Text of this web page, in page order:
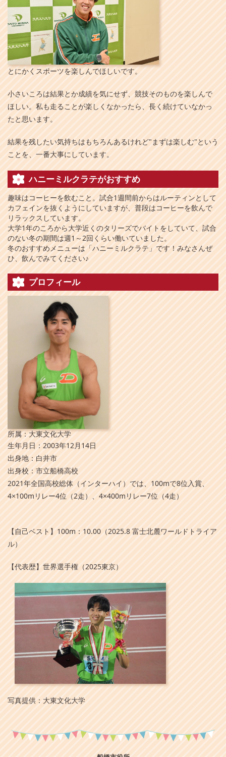
とにかくスポーツを楽しんでほしいです。
小さいころは結果とか成績を気にせず、競技そのものを楽しんで
ほしい。私も走ることが楽しくなかったら、長く続けていなかっ
たと思います。
結果を残したい気持ちはもちろんあるけれど"まずは楽しむ"という
ことを、一番大事にしています。
ハニーミルクラテがおすすめ
趣味はコーヒーを飲むこと。試合1週間前からはルーティンとして
カフェインを抜くようにしていますが、普段はコーヒーを飲んで
リラックスしています。
大学1年のころから大学近くのタリーズでバイトをしていて、試合
のない冬の期間は週1～2回くらい働いていました。
冬のおすすめメニューは「ハニーミルクラテ」です！みなさんぜ
ひ、飲んでみてください♪
プロフィール
所属：大東文化大学
生年月日：2003年12月14日
出身地：白井市
出身校：市立船橋高校
2021年全国高校総体（インターハイ）では、100mで8位入賞、
4×100mリレー4位（2走）、4×400mリレー7位（4走）
【自己ベスト】100m：10.00（2025.8 富士北麓ワールドトライア
ル）
【代表歴】世界選手権（2025東京）
写真提供：大東文化大学